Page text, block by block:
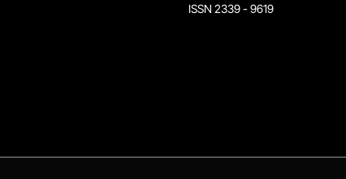
ISSN 2339 - 9619